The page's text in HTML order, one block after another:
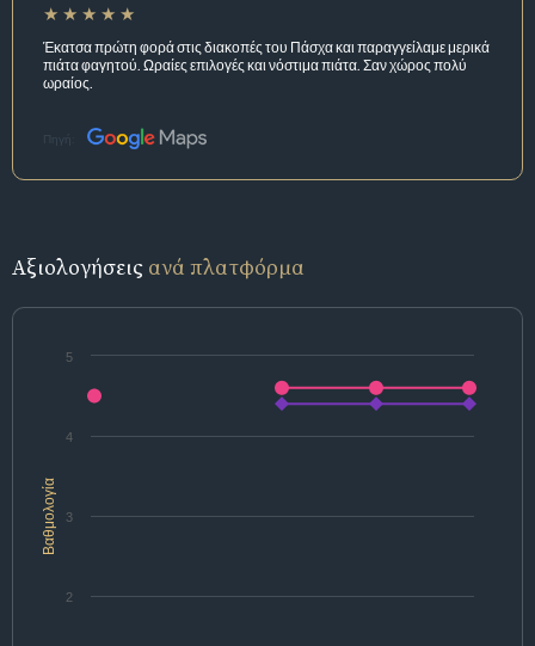
Έκατσα πρώτη φορά στις διακοπές του Πάσχα και παραγγείλαμε μερικά
πιάτα φαγητού. Ωραίες επιλογές και νόστιμα πιάτα. Σαν χώρος πολύ
ωραίος.
Πηγή:
Αξιολογήσεις ανά πλατφόρμα
Βαθμολογία
2
3
4
5